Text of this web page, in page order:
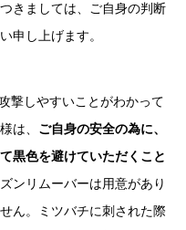
きましては、ご自身の判断
申し上げます。
撃しやすいことがわかって
は、 ご自身の安全の為に、
黒色を避けていただくこと
ンリムーバーは用意があり
ん。ミツバチに刺された際